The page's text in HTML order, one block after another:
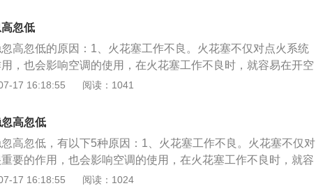
；2、空调控制电路出错，无法发送空调开启信号。与第一条
判断空调开启状态，ECU会连续调整怠速转速，表现成怠速不
复空调控制电路；3、空调电路故障，导致空调间歇性工作。
空调压缩机皮带是空转无负载状态，所以不会影响发动机负
续间歇性工作导致发动机连续调整怠速转速，表现成怠速不
发动机积碳是导致汽车抖动的主要原因，当发动机内部积碳过
头喷出的汽油会被积碳大量吸收，导致启动的混合气过稀，会
解决方法：清洗油路、检查怠速马达、清洗节气门；5、点火系
过大则需要更换；6、油压问题，燃油供油压力以及进气压力
忽低
高忽低的原因：1、火花塞工作不良。火花塞不仅对点火系统
，也会影响空调的使用，在火花塞工作不良时，就容易在开空
低的情况；解决办法：需要及时更换火花塞；2、高压线漏
查找漏电原因；3、进气系统漏气以及空调电路出现问题，空
解决办法：涉及问题众多，建议去维修厂或者4S店进行检查并检
障。如果发动机控制逻辑出现错误，就没有办法接收空调开启
会认为是短暂的高负荷，想要通过提高转速来消除怠速时的阻
以后，又没有办法承受空调压缩机负荷的原因，就需要再次提
17 16:18:55 阅读：1041
高忽低
高忽低，有以下5种原因：1、火花塞工作不良。火花塞不仅对
要的作用，也会影响空调的使用，在火花塞工作不良时，就容
速忽高忽低的情况。解决办法：检查火花塞情况，及时更换火
17 16:18:55 阅读：1024